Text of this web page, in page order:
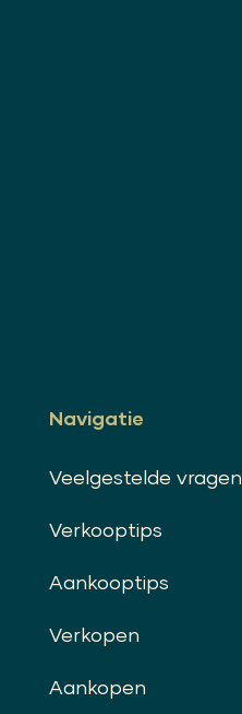
Navigatie
Veelgestelde vragen
Verkooptips
Aankooptips
Verkopen
Aankopen